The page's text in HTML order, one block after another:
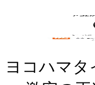
ヨコハマ